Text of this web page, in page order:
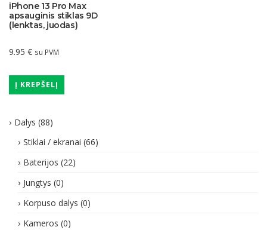
iPhone 13 Pro Max
apsauginis stiklas 9D
(lenktas, juodas)
9.95 € su PVM
Į KREPŠELĮ
Dalys (88)
Stiklai / ekranai (66)
Baterijos (22)
Jungtys (0)
Korpuso dalys (0)
Kameros (0)